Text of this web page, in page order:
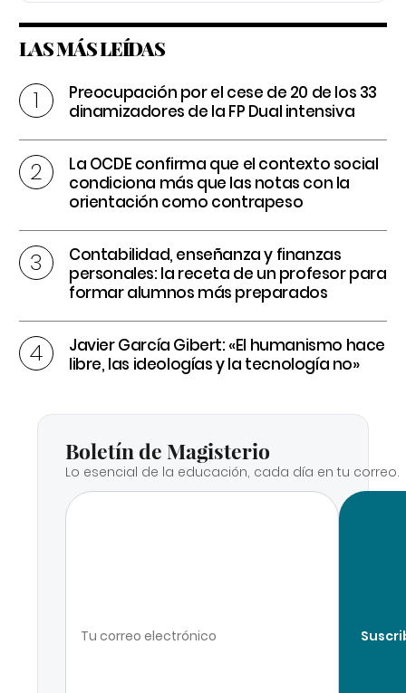
LAS MÁS LEÍDAS
Preocupación por el cese de 20 de los 33
dinamizadores de la FP Dual intensiva
La OCDE confirma que el contexto social
condiciona más que las notas con la
orientación como contrapeso
Contabilidad, enseñanza y finanzas
personales: la receta de un profesor para
formar alumnos más preparados
Javier García Gibert: «El humanismo hace
libre, las ideologías y la tecnología no»
Boletín de Magisterio
Lo esencial de la educación, cada día en tu correo.